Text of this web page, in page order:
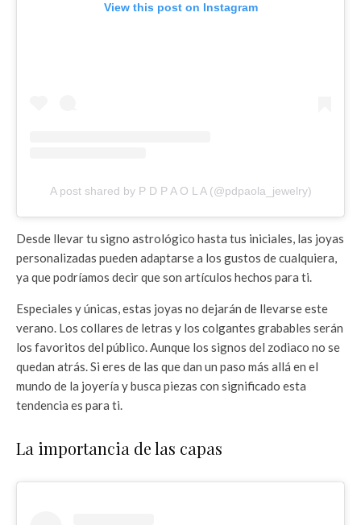
View this post on Instagram
A post shared by P D P A O L A (@pdpaola_jewelry)
Desde llevar tu signo astrológico hasta tus iniciales, las joyas
personalizadas pueden adaptarse a los gustos de cualquiera,
ya que podríamos decir que son artículos hechos para ti.
Especiales y únicas, estas joyas no dejarán de llevarse este
verano. Los collares de letras y los colgantes grabables serán
los favoritos del público. Aunque los signos del zodiaco no se
quedan atrás. Si eres de las que dan un paso más allá en el
mundo de la joyería y busca piezas con significado esta
tendencia es para ti.
La importancia de las capas